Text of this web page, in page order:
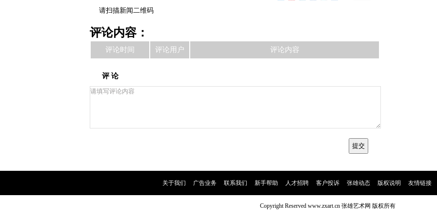
请扫描新闻二维码
评论内容：
评论时间 评论用户 评论内容
评 论
关于我们 广告业务 联系我们 新手帮助 人才招聘 客户投诉 张雄动态 版权说明 友情链接
Copyright Reserved www.zxart.cn 张雄艺术网 版权所有